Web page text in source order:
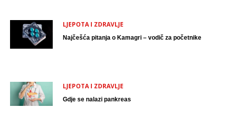
LJEPOTA I ZDRAVLJE
Najčešća pitanja o Kamagri – vodič za početnike
LJEPOTA I ZDRAVLJE
Gdje se nalazi pankreas